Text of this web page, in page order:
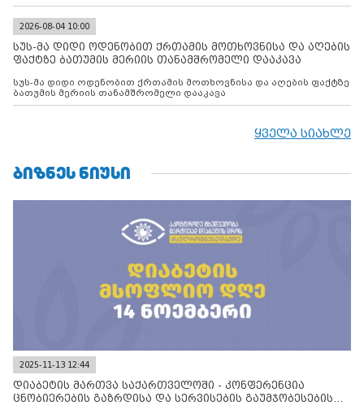
2026-08-04 10:00
სუს-მა დიდი ოდენობით ქრთამის მოთხოვნისა და აღების
ფაქტზე ბათუმის მერიის თანამშრომელი დააკავა
სუს-მა დიდი ოდენობით ქრთამის მოთხოვნისა და აღების ფაქტზე
ბათუმის მერიის თანამშრომელი დააკავა
ყველა სიახლე
ᲑᲘᲖᲜᲔᲡ ᲜᲘᲣᲡᲘ
2025-11-13 12:44
დიაბეტის მართვა საქართველოში - კონფერენცია
ცნობიერების გაზრდისა და სერვისების გაუმჯობესების